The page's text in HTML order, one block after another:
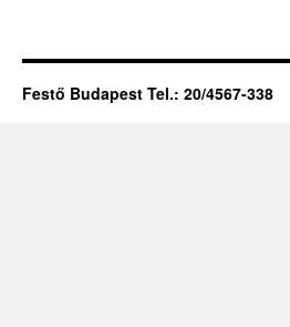
Festő Budapest Tel.: 20/4567-338